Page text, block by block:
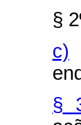
§
c)
§